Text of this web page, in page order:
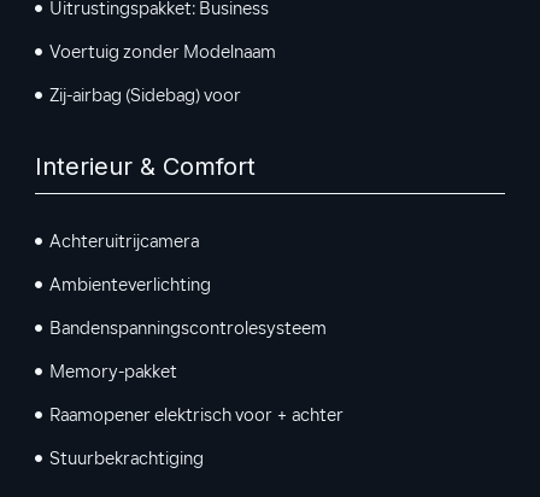
Uitrustingspakket: Business
Voertuig zonder Modelnaam
Zij-airbag (Sidebag) voor
Interieur & Comfort
Achteruitrijcamera
Ambienteverlichting
Bandenspanningscontrolesysteem
Memory-pakket
Raamopener elektrisch voor + achter
Stuurbekrachtiging